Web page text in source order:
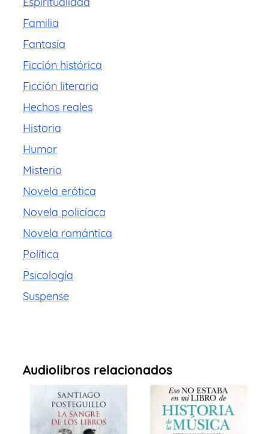
Familia
Fantasía
Ficción histórica
Ficción literaria
Hechos reales
Historia
Humor
Misterio
Novela erótica
Novela policíaca
Novela romántica
Política
Psicología
Suspense
Audiolibros relacionados